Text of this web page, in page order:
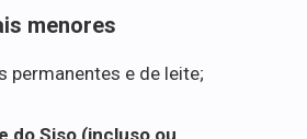
menores
permanentes e de leite;
do Siso (incluso ou